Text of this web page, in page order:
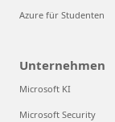
Azure für Studenten
Unternehmen
Microsoft KI
Microsoft Security